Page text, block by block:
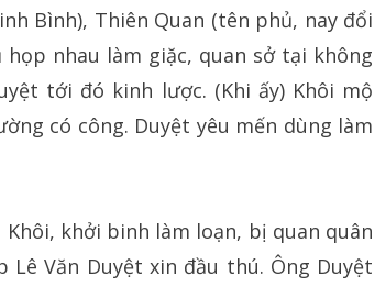
Bình), Thiên Quan (tên phủ, nay đổi
nhau làm giặc, quan sở tại không
tới đó kinh lược. (Khi ấy) Khôi mộ
có công. Duyệt yêu mến dùng làm
khởi binh làm loạn, bị quan quân
Lê Văn Duyệt xin đầu thú. Ông Duyệt